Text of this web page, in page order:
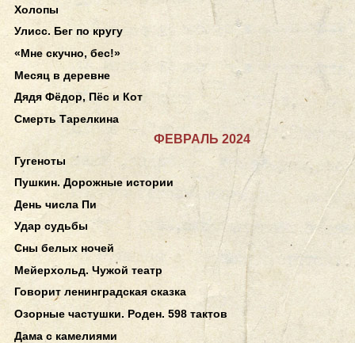
Холопы
Улисс. Бег по кругу
«Мне скучно, бес!»
Месяц в деревне
Дядя Фёдор, Пёс и Кот
Смерть Тарелкина
ФЕВРАЛЬ 2024
Гугеноты
Пушкин. Дорожные истории
День числа Пи
Удар судьбы
Сны белых ночей
Мейерхольд. Чужой театр
Говорит ленинградская сказка
Озорные частушки. Роден. 598 тактов
Дама с камелиями